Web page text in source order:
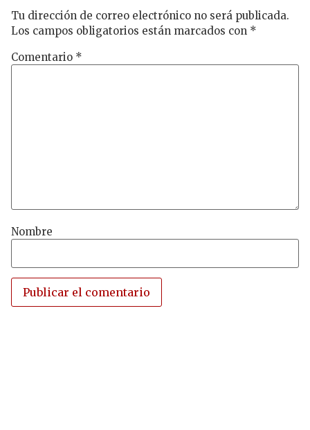
Tu dirección de correo electrónico no será publicada.
Los campos obligatorios están marcados con *
Comentario *
Nombre